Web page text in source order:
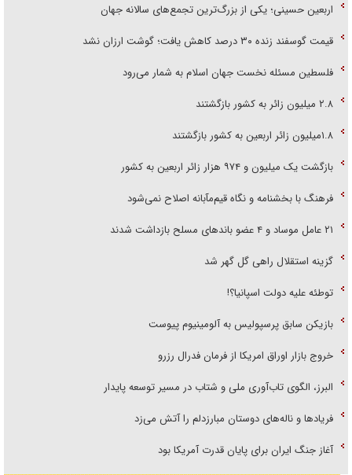
اربعین حسینی؛ یکی از بزرگ‌ترین تجمع‌های سالانه جهان
قیمت گوسفند زنده ۳۰ درصد کاهش یافت؛ گوشت ارزان نشد
فلسطین مسئله نخست جهان اسلام به شمار می‌رود
۲.۸ میلیون زائر به کشور بازگشتند
۱.۸میلیون زائر اربعین به کشور بازگشتند
بازگشت یک میلیون و ۹۷۴ هزار زائر اربعین به کشور
فرهنگ با بخشنامه و نگاه قیم‌مآبانه اصلاح نمی‌شود
۲۱ عامل موساد و ۴ عضو باند‌های مسلح بازداشت شدند
گزینه استقلال راهی گل گهر شد
توطئه علیه دولت اسپانیا؟!
بازیکن سابق پرسپولیس به آلومینیوم پیوست
خروج بازار اوراق امریکا از فرمان فدرال رزرو
البرز، الگوی تاب‌آوری ملی و شتاب در مسیر توسعه پایدار
فریاد‌ها و ناله‌های دوستان مبارزدلم را آتش می‌زد
آغاز جنگ ایران برای پایان قدرت آمریکا بود